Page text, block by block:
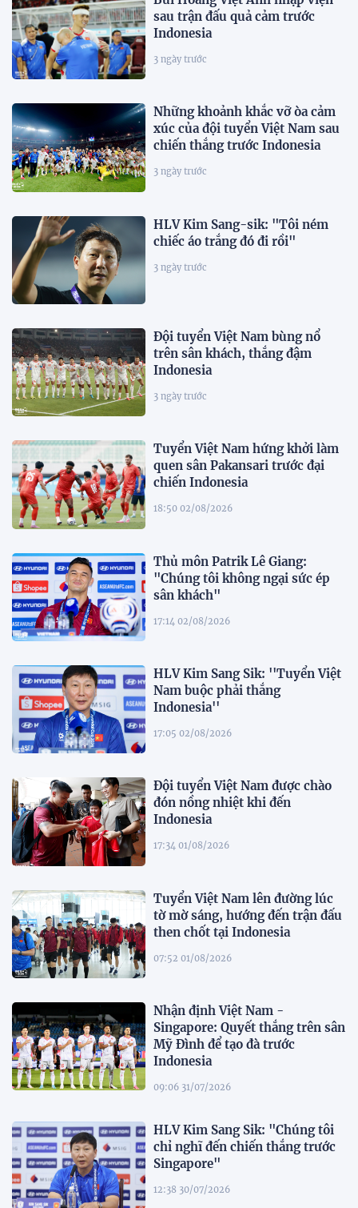
sau trận đấu quả cảm trước
Indonesia
3 ngày trước
Những khoảnh khắc vỡ òa cảm
xúc của đội tuyển Việt Nam sau
chiến thắng trước Indonesia
3 ngày trước
HLV Kim Sang-sik: "Tôi ném
chiếc áo trắng đó đi rồi"
3 ngày trước
Đội tuyển Việt Nam bùng nổ
trên sân khách, thắng đậm
Indonesia
3 ngày trước
Tuyển Việt Nam hứng khởi làm
quen sân Pakansari trước đại
chiến Indonesia
18:50 02/08/2026
Thủ môn Patrik Lê Giang:
"Chúng tôi không ngại sức ép
sân khách"
17:14 02/08/2026
HLV Kim Sang Sik: ''Tuyển Việt
Nam buộc phải thắng
Indonesia''
17:05 02/08/2026
Đội tuyển Việt Nam được chào
đón nồng nhiệt khi đến
Indonesia
17:34 01/08/2026
Tuyển Việt Nam lên đường lúc
tờ mờ sáng, hướng đến trận đấu
then chốt tại Indonesia
07:52 01/08/2026
Nhận định Việt Nam -
Singapore: Quyết thắng trên sân
Mỹ Đình để tạo đà trước
Indonesia
09:06 31/07/2026
HLV Kim Sang Sik: "Chúng tôi
chỉ nghĩ đến chiến thắng trước
Singapore"
12:38 30/07/2026